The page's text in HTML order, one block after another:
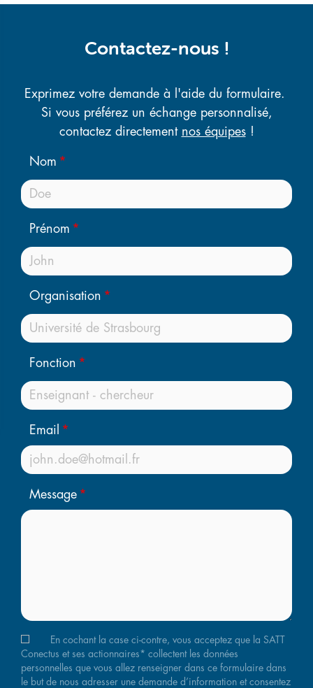
Contactez-nous !
Exprimez votre demande à l'aide du formulaire.
Si vous préférez un échange personnalisé,
contactez directement nos équipes!
Nom
Prénom
Organisation
Fonction
Email
Message
En cochant la case ci-contre, vous acceptez que la SATT
Conectus et ses actionnaires* collectent les données
personnelles que vous allez renseigner dans ce formulaire dans
le but de nous adresser une demande d’information et consentez